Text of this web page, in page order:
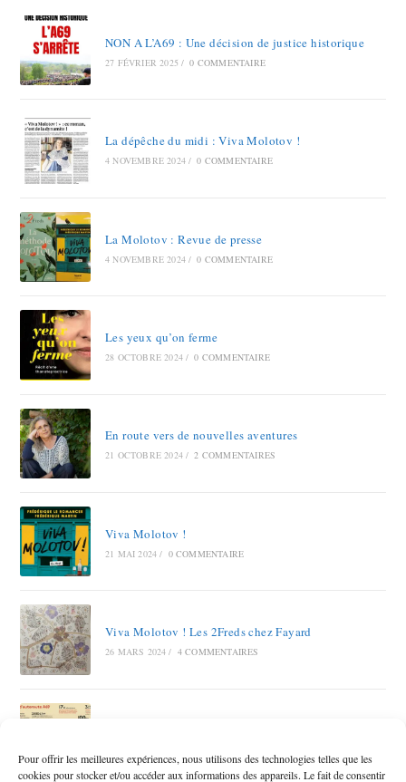
Pour offrir les meilleures expériences, nous utilisons des technologies telles que les
cookies pour stocker et/ou accéder aux informations des appareils. Le fait de consentir
NON A L’A69 : Une décision de justice historique
27 FÉVRIER 2025 / 0 COMMENTAIRE
La dépêche du midi : Viva Molotov !
4 NOVEMBRE 2024 / 0 COMMENTAIRE
La Molotov : Revue de presse
4 NOVEMBRE 2024 / 0 COMMENTAIRE
Les yeux qu’on ferme
28 OCTOBRE 2024 / 0 COMMENTAIRE
En route vers de nouvelles aventures
21 OCTOBRE 2024 / 2 COMMENTAIRES
Viva Molotov !
21 MAI 2024 / 0 COMMENTAIRE
Viva Molotov ! Les 2Freds chez Fayard
26 MARS 2024 / 4 COMMENTAIRES